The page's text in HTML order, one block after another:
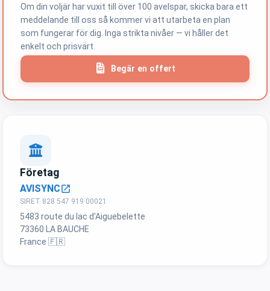
Om din voljär har vuxit till över 100 avelspar, skicka bara ett
meddelande till oss så kommer vi att utarbeta en plan
som fungerar för dig. Inga strikta nivåer — vi håller det
enkelt och prisvärt.
Begär en offert
Företag
AVISYNCopen_in_new
SIRET 828 547 919 00021
5483 route du lac d'Aiguebelette
73360 LA BAUCHE
France 🇫🇷